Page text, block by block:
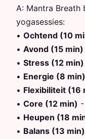
A: Mantra Breath
yogasessies:
• Ochtend (10
• Avond (15 min)
• Stress (12 min)
• Energie (8 min)
• Flexibiliteit (16
• Core (12 min) -
• Heupen (18
• Balans (13 min)